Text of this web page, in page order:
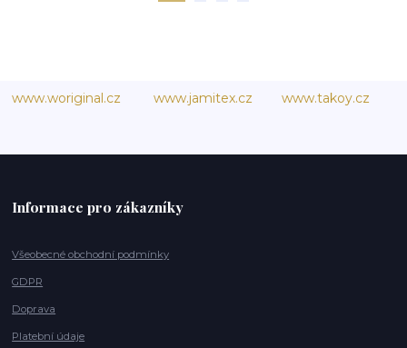
www.woriginal.cz www.jamitex.cz www.takoy.cz
Informace pro zákazníky
Všeobecné obchodní podmínky
GDPR
Doprava
Platební údaje